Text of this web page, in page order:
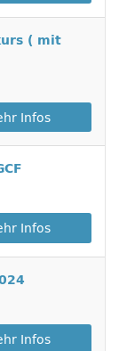
( mit
Infos
Infos
Infos